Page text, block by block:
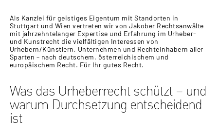
Als Kanzlei für geistiges Eigentum mit Standorten in
Stuttgart und Wien vertreten wir von Jakober Rechtsanwälte
mit jahrzehntelanger Expertise und Erfahrung im Urheber-
und Kunstrecht die vielfältigen Interessen von
Urhebern/Künstlern, Unternehmen und Rechteinhabern aller
Sparten – nach deutschem, österreichischem und
europäischem Recht. Für Ihr gutes Recht.
Was das Urheberrecht schützt – und
warum Durchsetzung entscheidend
ist